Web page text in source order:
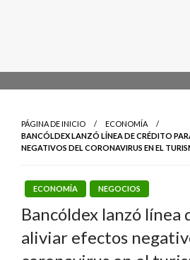
PÁGINA DE INICIO
ECONOMÍA
BANCÓLDEX LANZÓ LÍNEA DE CRÉDITO
NEGATIVOS DEL CORONAVIRUS EN EL
ECONOMÍA NEGOCIOS
Bancóldex lanzó línea
aliviar efectos